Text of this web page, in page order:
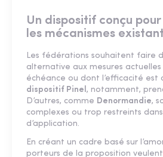
Un dispositif conçu
les mécanismes
Les fédérations souhaitent faire
alternative aux mesures
échéance ou dont l’efficacité est
dispositif Pinel, notamment,
D’autres, comme Denormandie,
complexes ou trop restreints
d’application.
En créant un cadre basé sur
porteurs de la proposition veulent